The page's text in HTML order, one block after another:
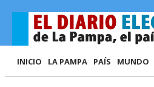
INICIO LA PAMPA PAÍS MUNDO